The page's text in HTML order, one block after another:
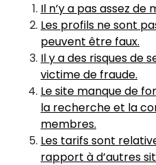
Il n’y a pas assez
Les profils ne sont
peuvent être faux.
Il y a des risques de
victime de fraude.
Le site manque de
la recherche et la
membres.
Les tarifs sont
rapport à d’autres